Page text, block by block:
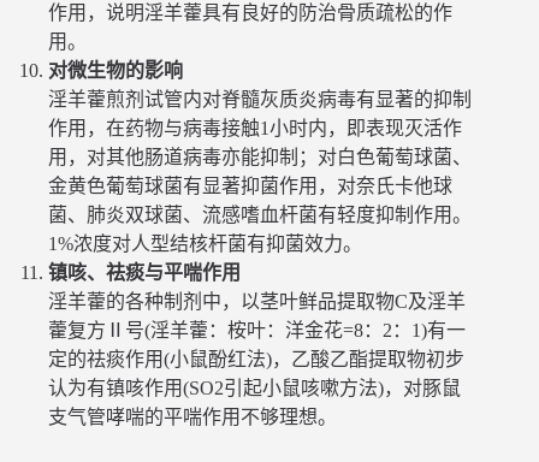
作用，说明淫羊藿具有良好的防治骨质疏松的作
用。
对微生物的影响
淫羊藿煎剂试管内对脊髓灰质炎病毒有显著的抑制
作用，在药物与病毒接触1小时内，即表现灭活作
用，对其他肠道病毒亦能抑制；对白色葡萄球菌、
金黄色葡萄球菌有显著抑菌作用，对奈氏卡他球
菌、肺炎双球菌、流感嗜血杆菌有轻度抑制作用。
1%浓度对人型结核杆菌有抑菌效力。
镇咳、祛痰与平喘作用
淫羊藿的各种制剂中，以茎叶鲜品提取物C及淫羊
藿复方Ⅱ号(淫羊藿：桉叶：洋金花=8：2：1)有一
定的祛痰作用(小鼠酚红法)，乙酸乙酯提取物初步
认为有镇咳作用(SO2引起小鼠咳嗽方法)，对豚鼠
支气管哮喘的平喘作用不够理想。